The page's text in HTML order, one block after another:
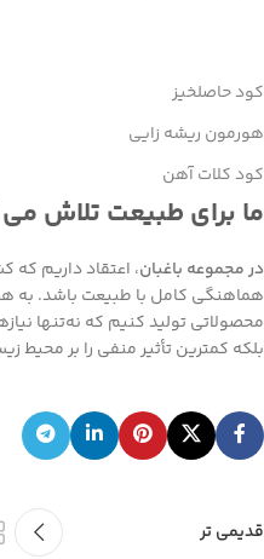
کود حاصلخیز
هورمون ریشه زایی
کود کلات آهن
ما برای طبیعت تلاش
در مجموعه باغبان، اعتقاد داریم که
هماهنگی کامل با طبیعت باشد. به
محصولاتی تولید کنیم که نه‌تنها
بلکه کمترین تأثیر منفی را بر محیط‌
قدیمی تر